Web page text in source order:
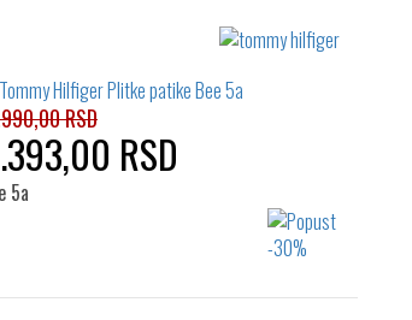
Izaberi željeni broj:
RSD
RSD
5a